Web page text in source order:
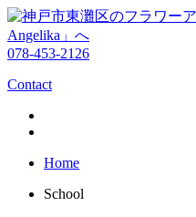
078-453-2126
Contact
Home
School